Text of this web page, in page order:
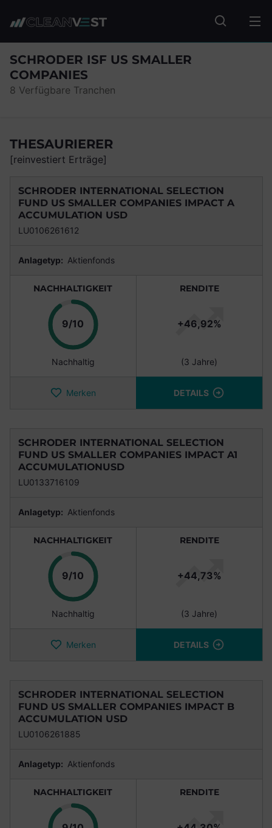
Fonds
SCHRODER ISF US SMALLER
COMPANIES
8 Verfügbare Tranchen
THESAURIERER
[reinvestiert Erträge]
SCHRODER INTERNATIONAL SELECTION
FUND US SMALLER COMPANIES IMPACT A
ACCUMULATION USD
LU0106261612
Anlagetyp: Aktienfonds
NACHHALTIGKEIT
9/10 Punkte
Nachhaltig
RENDITE
+46,92%
(3 Jahre)
Merken DETAILS
SCHRODER INTERNATIONAL SELECTION
FUND US SMALLER COMPANIES IMPACT A1
ACCUMULATIONUSD
LU0133716109
Anlagetyp: Aktienfonds
NACHHALTIGKEIT
9/10 Punkte
Nachhaltig
RENDITE
+44,73%
(3 Jahre)
Merken DETAILS
SCHRODER INTERNATIONAL SELECTION
FUND US SMALLER COMPANIES IMPACT B
ACCUMULATION USD
LU0106261885
Anlagetyp: Aktienfonds
NACHHALTIGKEIT RENDITE